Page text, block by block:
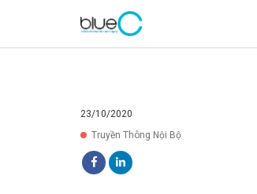
23/10/2020
Truyền Thông Nội Bộ